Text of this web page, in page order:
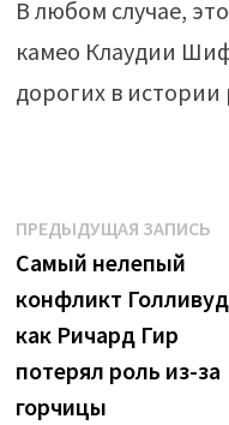
В любом случае,
камео Клаудии
дорогих в
Навигация
по
записям
ПРЕДЫДУЩАЯ ЗАПИСЬ
Самый нелепый
конфликт
как Ричард Гир
потерял роль из-за
горчицы